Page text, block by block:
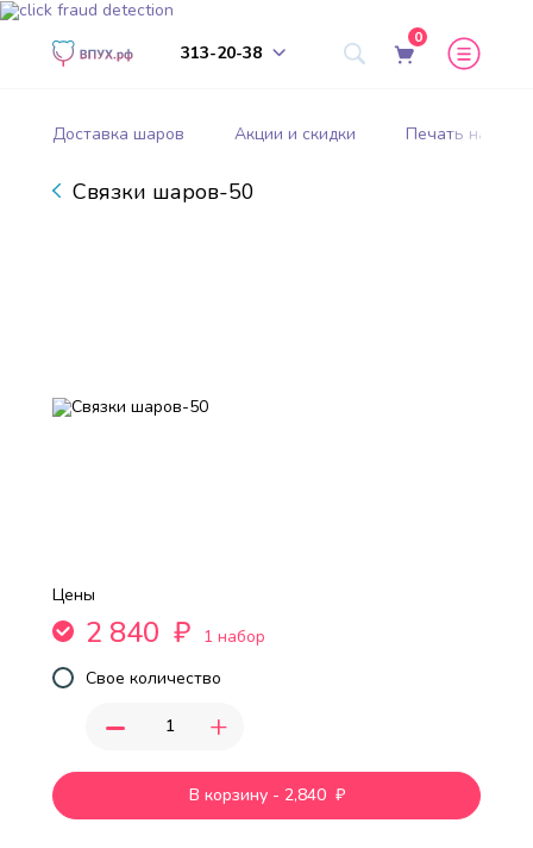
313-20-38
0
Доставка шаров Акции и скидки Печать на
Связки шаров-50
Цены
2 840 ₽
1 набор
Свое количество
- +
В корзину - 2,840 ₽